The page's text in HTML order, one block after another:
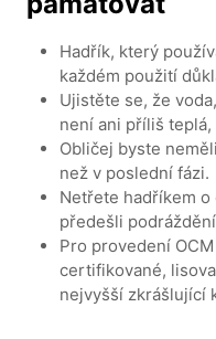
Hadřík, který
každém použití
Ujistěte se, že
není ani příliš
Obličej byste
než v poslední fázi.
Netřete hadříkem
předešli
Pro provedení
certifikované,
nejvyšší zkrášlující